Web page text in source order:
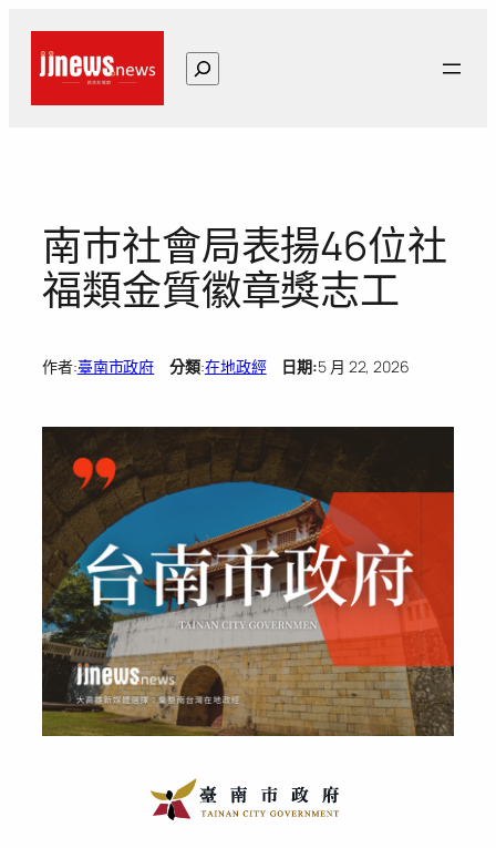
搜
尋
南巿社會局表揚46位社
福類金質徽章獎志工
作者:臺南市政府 分類:在地政經日期:5 月 22, 2026